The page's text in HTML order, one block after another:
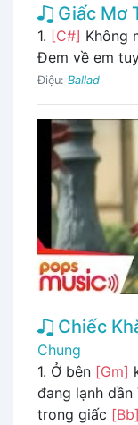
Giấc Mơ
1. [C#] Không
Đem về em
Điệu: Ballad
Chiếc
Chung
1. Ở bên [Gm]
đang lạnh dần
trong giấc [Bb]